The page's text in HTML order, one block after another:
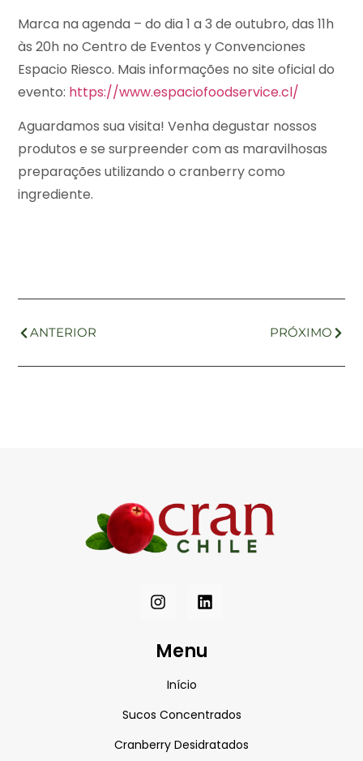
Marca na agenda – do dia 1 a 3 de outubro, das 11h
às 20h no Centro de Eventos y Convenciones
Espacio Riesco. Mais informações no site oficial do
evento: https://www.espaciofoodservice.cl/
Aguardamos sua visita! Venha degustar nossos
produtos e se surpreender com as maravilhosas
preparações utilizando o cranberry como
ingrediente.
ANTERIOR PRÓXIMO
Menu
Início
Sucos Concentrados
Cranberry Desidratados